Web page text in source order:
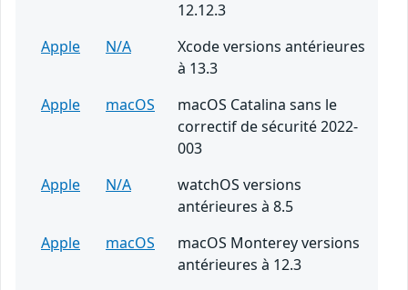
12.12.3
Apple
N/A
Xcode versions antérieures
à 13.3
Apple
macOS
macOS Catalina sans le
correctif de sécurité 2022-
003
Apple
N/A
watchOS versions
antérieures à 8.5
Apple
macOS
macOS Monterey versions
antérieures à 12.3